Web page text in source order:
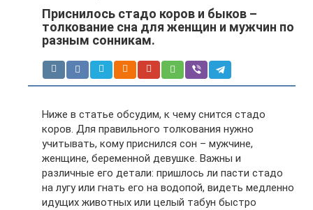
Приснилось стадо коров и быков –
толкование сна для женщин и мужчин по
разным сонникам.
Ниже в статье обсудим, к чему снится стадо
коров. Для правильного толкования нужно
учитывать, кому приснился сон – мужчине,
женщине, беременной девушке. Важны и
различные его детали: пришлось ли пасти стадо
на лугу или гнать его на водопой, видеть медленно
идущих животных или целый табун быстро